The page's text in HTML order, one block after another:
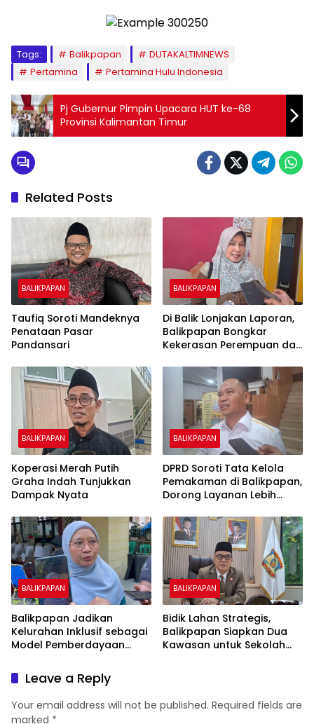
Tags: Balikpapan
DUTAKALTIMNEWS
Pertamina
Pertamina Hulu Indonesia
Pj Gubernur Pimpin Upacara HUT ke-68
Provinsi Kalimantan Timur
Related Posts
BALIKPAPAN
Taufiq Soroti Mandeknya
Penataan Pasar
Pandansari
BALIKPAPAN
Di Balik Lonjakan Laporan,
Balikpapan Bongkar
Kekerasan Perempuan dan
BALIKPAPAN
Koperasi Merah Putih
Graha Indah Tunjukkan
Dampak Nyata
BALIKPAPAN
DPRD Soroti Tata Kelola
Pemakaman di Balikpapan,
Dorong Layanan Lebih
Biaya Warga
BALIKPAPAN
Balikpapan Jadikan
Kelurahan Inklusif sebagai
Model Pemberdayaan
BALIKPAPAN
Bidik Lahan Strategis,
Balikpapan Siapkan Dua
Kawasan untuk Sekolah
Leave a Reply
Your email address will not be published. Required fields are
marked *